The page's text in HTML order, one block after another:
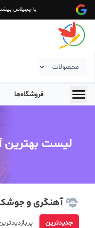
با چچیلاس
فروشگاه‌ها
لیست بهترین
آهنگری و
جدیدترین